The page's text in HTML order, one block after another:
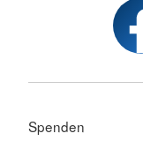
Spenden